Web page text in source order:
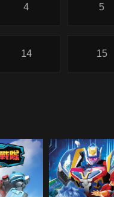
4 5
14 15